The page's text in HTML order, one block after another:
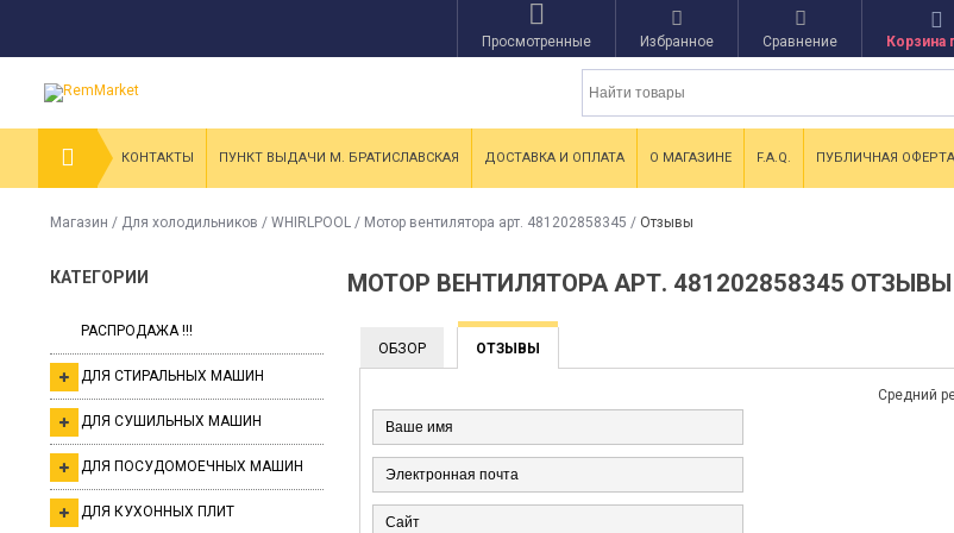
Просмотренные Избранное Сравнение Корзина
КОНТАКТЫ ПУНКТ ВЫДАЧИ М. БРАТИСЛАВСКАЯ ДОСТАВКА И ОПЛАТА О МАГАЗИНЕ F.A.Q. ПУБЛИЧНАЯ ОФЕРТА
Магазин / Для холодильников / WHIRLPOOL / Мотор вентилятора арт. 481202858345 / Отзывы
КАТЕГОРИИ
РАСПРОДАЖА !!!
ДЛЯ СТИРАЛЬНЫХ МАШИН
ДЛЯ СУШИЛЬНЫХ МАШИН
ДЛЯ ПОСУДОМОЕЧНЫХ МАШИН
ДЛЯ КУХОННЫХ ПЛИТ
МОТОР ВЕНТИЛЯТОРА АРТ. 481202858345 ОТЗЫВЫ
ОБЗОР ОТЗЫВЫ
Средний